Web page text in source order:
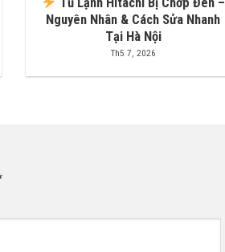
Nguyên Nhân & Cách Sửa Nhanh
Tại Hà Nội
Th5 7, 2026